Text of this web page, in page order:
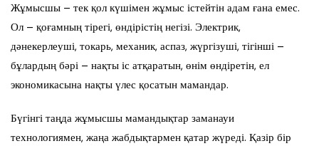
Жұмысшы – тек қол күшімен жұмыс істейтін адам ғана емес.
Ол – қоғамның тірегі, өндірістің негізі. Электрик,
дәнекерлеуші, токарь, механик, аспаз, жүргізуші, тігінші –
бұлардың бәрі – нақты іс атқаратын, өнім өндіретін, ел
экономикасына нақты үлес қосатын мамандар.
Бүгінгі таңда жұмысшы мамандықтар заманауи
технологиямен, жаңа жабдықтармен қатар жүреді. Қазір бір